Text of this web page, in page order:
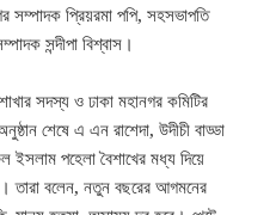
সম্পাদক প্রিয়রমা পপি, সহসভাপতি
সন্দীপা বিশ্বাস।
শাখার সদস্য ও ঢাকা মহানগর কমিটির
শেষে এ এন রাশেদা, উদীচী বাড্ডা
পহেলা বৈশাখের মধ্য দিয়ে
তারা বলেন, নতুন বছরের আগমনের